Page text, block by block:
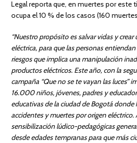
Legal reporta que, en muertes por este
ocupa el 10 % de los casos (160
“Nuestro propósito es salvar vidas y crear
eléctrica, para que las personas
riesgos que implica una manipulación
productos eléctricos. Este año, con la
campaña “Que no se te vayan las luces”
16.000 niños, jóvenes, padres y
educativas de la ciudad de Bogotá
accidentes y muertes por origen
sensibilización lúdico-pedagógicas
desde edades tempranas para que más